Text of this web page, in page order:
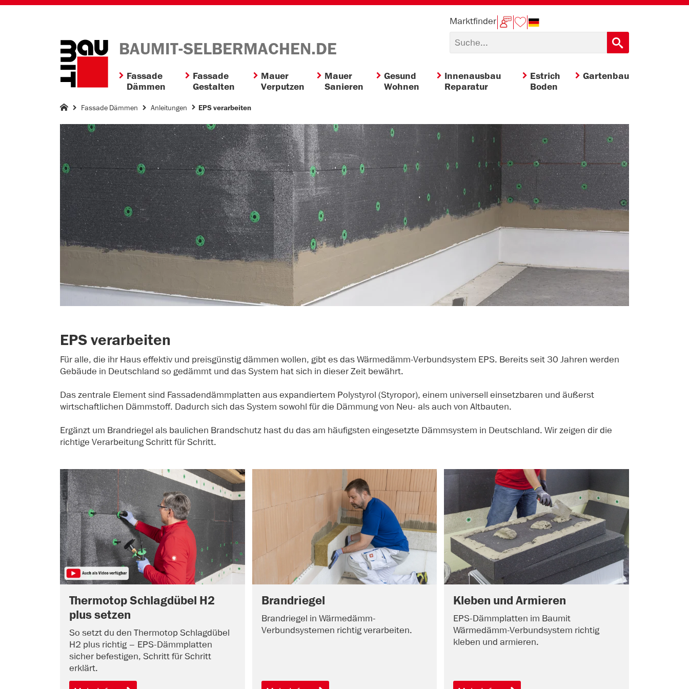
BAUMIT-SELBERMACHEN.DE
Marktfinder
Fassade
Dämmen
Fassade
Gestalten
Mauer
Verputzen
Mauer
Sanieren
Gesund
Wohnen
Innenausbau
Reparatur
Estrich
Boden
Gartenbau
Fassade Dämmen Anleitungen EPS verarbeiten
EPS verarbeiten
Für alle, die ihr Haus effektiv und preisgünstig dämmen wollen, gibt es das Wärmedämm-Verbundsystem EPS. Bereits seit 30 Jahren werden
Gebäude in Deutschland so gedämmt und das System hat sich in dieser Zeit bewährt.
Das zentrale Element sind Fassadendämmplatten aus expandiertem Polystyrol (Styropor), einem universell einsetzbaren und äußerst
wirtschaftlichen Dämmstoff. Dadurch sich das System sowohl für die Dämmung von Neu- als auch von Altbauten.
Ergänzt um Brandriegel als baulichen Brandschutz hast du das am häufigsten eingesetzte Dämmsystem in Deutschland. Wir zeigen dir die
richtige Verarbeitung Schritt für Schritt.
Thermotop Schlagdübel H2
plus setzen
So setzt du den Thermotop Schlagdübel
H2 plus richtig – EPS-Dämmplatten
sicher befestigen, Schritt für Schritt
erklärt.
Brandriegel
Brandriegel in Wärmedämm-
Verbundsystemen richtig verarbeiten.
Kleben und Armieren
EPS-Dämmplatten im Baumit
Wärmedämm-Verbundsystem richtig
kleben und armieren.